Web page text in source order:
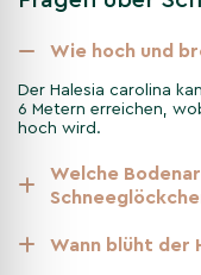
zwischen 5 und 6.
Als Solitär oder
hervorragend für
und Herbstfärbung
Wie hoch und
Der Halesia carolina
6 Metern erreichen,
hoch wird.
Welche
Wann blüht der